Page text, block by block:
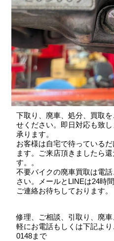
下取り、廃車、処分、買取
せください。即日対応も致
承ります。
お客様は自宅で待っている
ます。ご来店頂きましたら
す。。
不要バイクの廃車買取は電
さい。メールとLINEは24時
ご連絡お待ちしております。
修理、ご相談、引取り、廃
軽にお電話もしくは下記よ
0148まで